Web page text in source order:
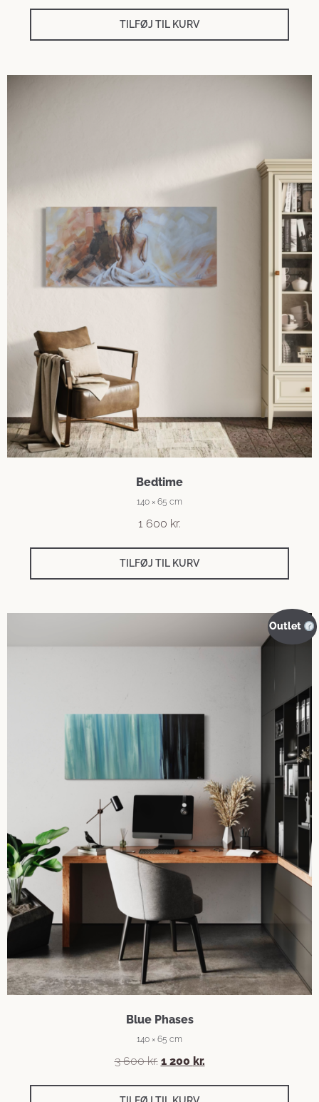
TILFØJ TIL KURV
Bedtime
140 × 65 cm
1 600 kr.
TILFØJ TIL KURV
Outlet
Blue Phases
140 × 65 cm
3 600kr. Den
1 200 kr.Den